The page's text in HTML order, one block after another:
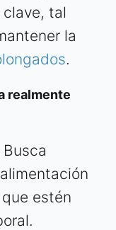
tal
la
.
realmente
estén